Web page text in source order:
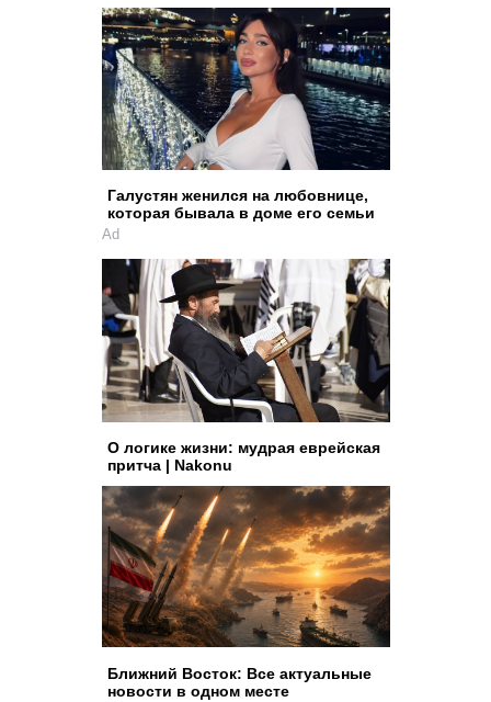
Галустян женился на любовнице,
которая бывала в доме его семьи
Ad
О логике жизни: мудрая еврейская
притча | Nakonu
Ближний Восток: Все актуальные
новости в одном месте